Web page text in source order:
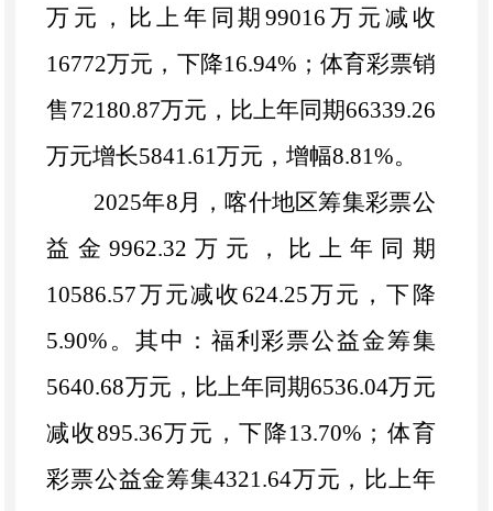
万元，比上年同期99016 万元 减 收
16772万元， 下降16.94% ；体育彩票销
售72180.87万元，比上年同期66339.26
万元增长5841.61万元，增幅8.81%。
2025年8月，喀什地区筹集彩票公
益金 9962.32 万元，比上年同期
10586.57万元减收 624.25万元，下降
5.90% 。其中：福利彩票公益金筹集
5640.68万元，比上年同期6536.04万元
减收895.36万元，下降13.70% ；体育
彩票公益金筹集4321.64万元，比上年